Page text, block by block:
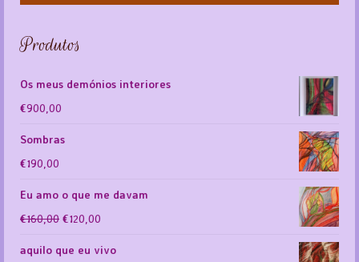
Produtos
Os meus demónios interiores
€900,00
Sombras
€190,00
Eu amo o que me davam
€160,00 Ursprünglicher
€120,00
aquilo que eu vivo